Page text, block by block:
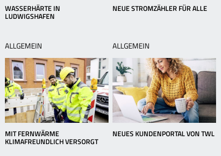
WASSERHÄRTE IN
LUDWIGSHAFEN
NEUE STROMZÄHLER FÜR ALLE
ALLGEMEIN
MIT FERNWÄRME
KLIMAFREUNDLICH VERSORGT
ALLGEMEIN
NEUES KUNDENPORTAL VON TWL